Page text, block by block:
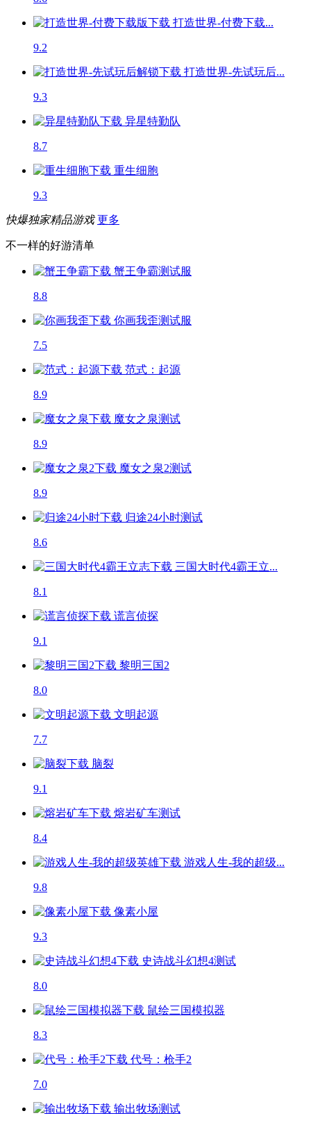
打造世界-付费下载...
9.2
打造世界-先试玩后...
9.3
异星特勤队
8.7
重生细胞
9.3
快爆独家精品游戏 更多
不一样的好游清单
蟹王争霸测试服
8.8
你画我歪测试服
7.5
范式：起源
8.9
魔女之泉测试
8.9
魔女之泉2测试
8.9
归途24小时测试
8.6
三国大时代4霸王立...
8.1
谎言侦探
9.1
黎明三国2
8.0
文明起源
7.7
脑裂
9.1
熔岩矿车测试
8.4
游戏人生-我的超级...
9.8
像素小屋
9.3
史诗战斗幻想4测试
8.0
鼠绘三国模拟器
8.3
代号：枪手2
7.0
输出牧场测试